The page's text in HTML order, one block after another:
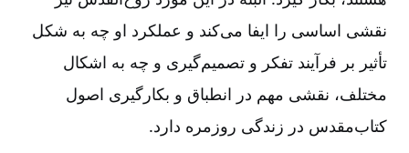
نقشی اساسی را ایفا می‌کند و عملکرد او چه به شکل
تأثیر بر فرآیند تفکر و تصمیم‌گیری و چه به اشکال
مختلف‌، نقشی مهم در انطباق و بکارگیری اصول
کتاب‌مقدس در زندگی روزمره دارد.